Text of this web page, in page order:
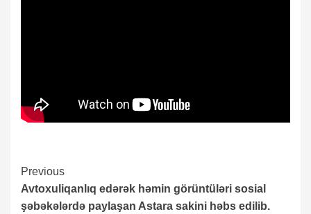
Continue
Reading
Previous
Avtoxuliqanlıq edərək həmin görüntüləri sosial
şəbəkələrdə paylaşan Astara sakini həbs edilib.